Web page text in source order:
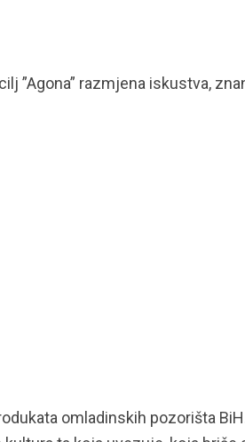
”Agona” razmjena iskustva,
omladinskih pozorišta